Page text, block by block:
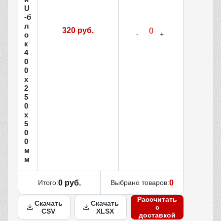
U
-б
л
о
к
4
0
0
х
2
5
0
x
5
0
0
м
м
320 руб.
Итого:0 руб. Выбрано товаров:0
Скачать
CSV
Скачать
XLSX
Рассчитать
с
доставкой